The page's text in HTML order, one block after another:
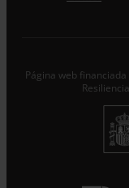
Responsable
Página web